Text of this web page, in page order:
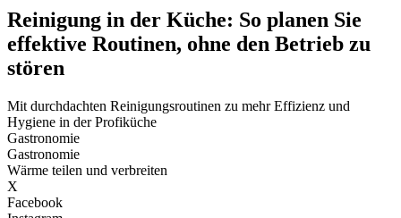
Reinigung in der Küche: So planen Sie
effektive Routinen, ohne den Betrieb zu
stören
Mit durchdachten Reinigungsroutinen zu mehr Effizienz und
Hygiene in der Profiküche
Gastronomie
Gastronomie
Wärme teilen und verbreiten
X
Facebook